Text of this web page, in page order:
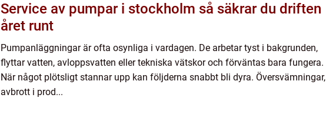
Service av pumpar i stockholm så säkrar du driften
året runt
Pumpanläggningar är ofta osynliga i vardagen. De arbetar tyst i bakgrunden,
flyttar vatten, avloppsvatten eller tekniska vätskor och förväntas bara fungera.
När något plötsligt stannar upp kan följderna snabbt bli dyra. Översvämningar,
avbrott i prod...